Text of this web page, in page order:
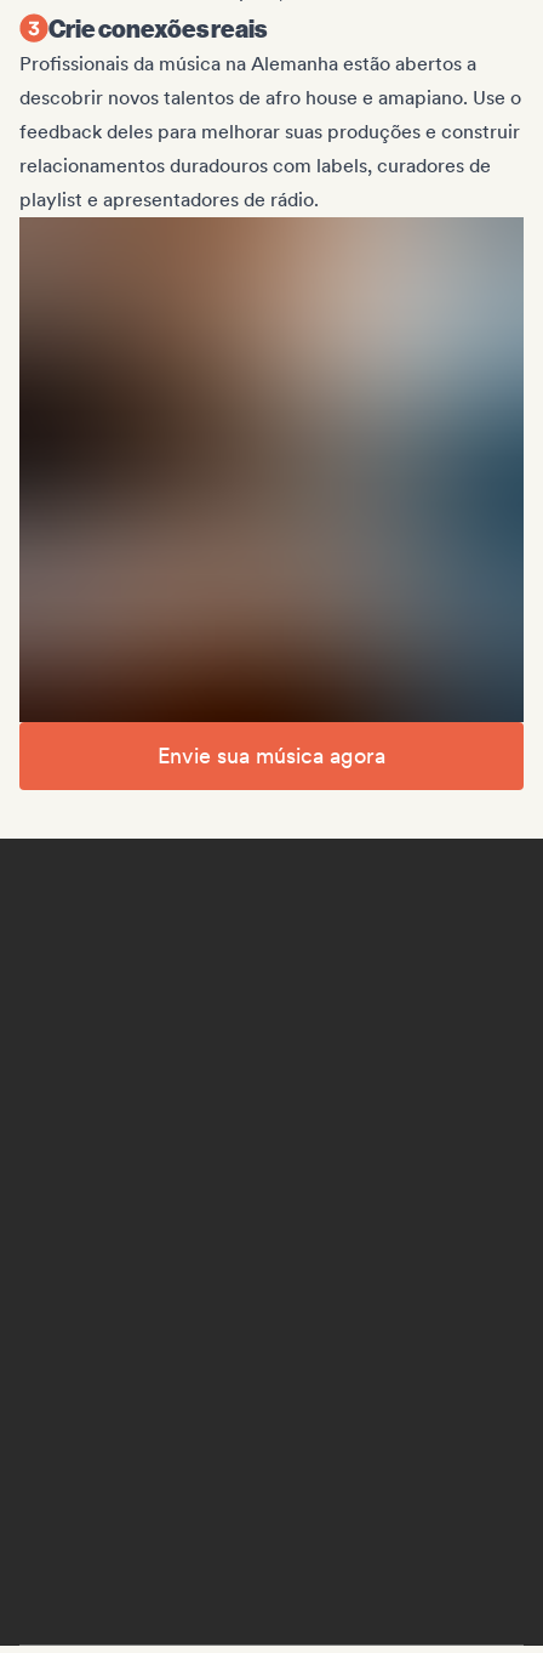
Crie conexões reais
Profissionais da música na Alemanha estão abertos a
descobrir novos talentos de afro house e amapiano. Use o
feedback deles para melhorar suas produções e construir
relacionamentos duradouros com labels, curadores de
playlist e apresentadores de rádio.
Envie sua música agora